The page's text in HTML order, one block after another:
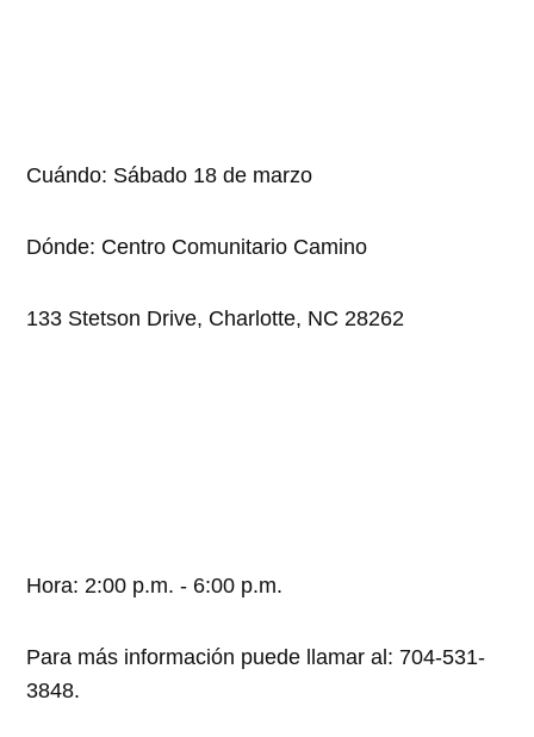
Cuándo: Sábado 18 de marzo
Dónde: Centro Comunitario Camino
133 Stetson Drive, Charlotte, NC 28262
Hora: 2:00 p.m. - 6:00 p.m.
Para más información puede llamar al: 704-531-
3848.